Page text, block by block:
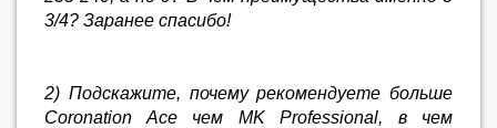
3/4? Заранее спасибо!
2) Подскажите, почему рекомендуете больше
Coronation Ace чем MK Professional, в чем